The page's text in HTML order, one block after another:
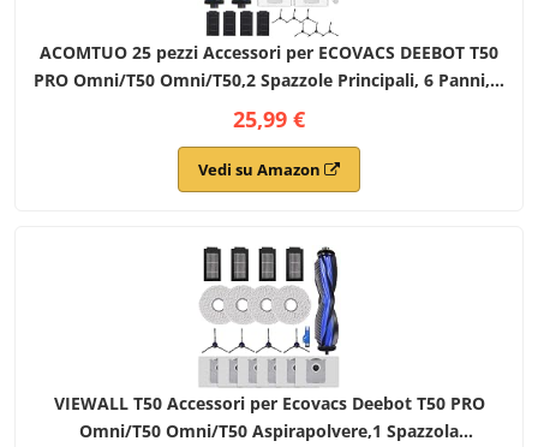
ACOMTUO 25 pezzi Accessori per ECOVACS DEEBOT T50
PRO Omni/T50 Omni/T50,2 Spazzole Principali, 6 Panni, 6
Sacchetti Raccoglipolvere, 6 Spazzole Laterali, 4 Filtri, 1
Spazzola di Pulizia
25,99 €
Vedi su Amazon
VIEWALL T50 Accessori per Ecovacs Deebot T50 PRO
Omni/T50 Omni/T50 Aspirapolvere,1 Spazzola